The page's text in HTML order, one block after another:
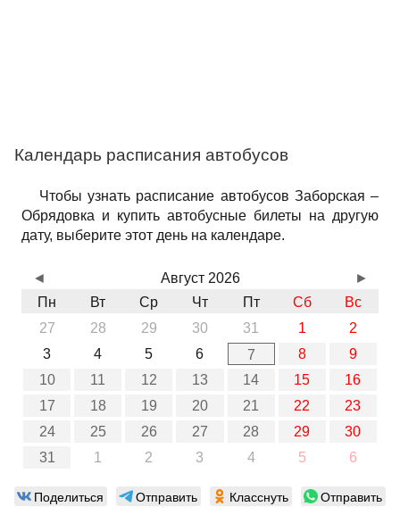
Календарь расписания автобусов
Чтобы узнать расписание автобусов Заборская –
Обрядовка и купить автобусные билеты на другую
дату, выберите этот день на календаре.
Август 2026
Пн
Вт Ср Чт Пт Сб
Вс
27
28 29 30 31 1
2
3
4 5 6 7 8
9
10
11 12 13 14 15
16
17
18 19 20 21 22
23
24
25 26 27 28 29
30
31
1 2 3 4 5 6
◄ ►
Поделиться Отправить Класснуть
Отправить